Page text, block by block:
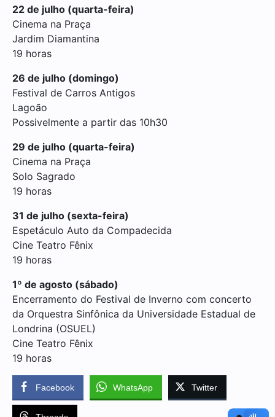
22 de julho (quarta-feira)
Cinema na Praça
Jardim Diamantina
19 horas
26 de julho (domingo)
Festival de Carros Antigos
Lagoão
Possivelmente a partir das 10h30
29 de julho (quarta-feira)
Cinema na Praça
Solo Sagrado
19 horas
31 de julho (sexta-feira)
Espetáculo Auto da Compadecida
Cine Teatro Fênix
19 horas
1º de agosto (sábado)
Encerramento do Festival de Inverno com concerto
da Orquestra Sinfônica da Universidade Estadual de
Londrina (OSUEL)
Cine Teatro Fênix
19 horas
Facebook WhatsApp Twitter